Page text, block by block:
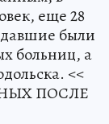
еще 28
были
больниц, а
<<
ПОСЛЕ